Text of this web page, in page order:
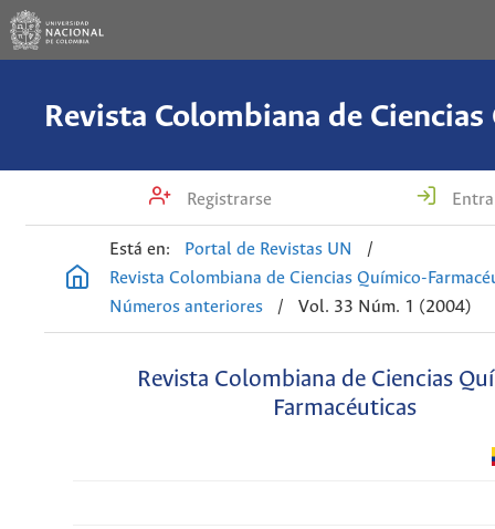
Registrarse
Está en: Portal de Revistas UN
/
Revista Colombiana de Ciencias Químico-
Números anteriores
/ Vol. 33 Núm. 1 (2004)
Revista Colombiana de Ciencias
Farmacéuticas